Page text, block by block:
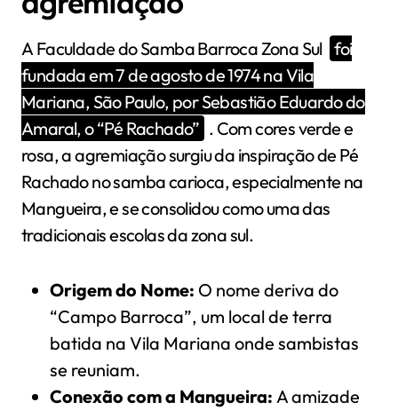
A Faculdade do Samba Barroca Zona Sul foi
fundada em 7 de agosto de 1974 na Vila
Mariana, São Paulo, por Sebastião Eduardo do
Amaral, o “Pé Rachado” . Com cores verde e
rosa, a agremiação surgiu da inspiração de Pé
Rachado no samba carioca, especialmente na
Mangueira, e se consolidou como uma das
tradicionais escolas da zona sul.
Origem do Nome: O nome deriva do
“Campo Barroca”, um local de terra
batida na Vila Mariana onde sambistas
se reuniam.
Conexão com a Mangueira: A amizade